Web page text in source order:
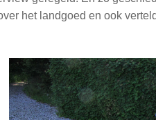
het landgoed en ook